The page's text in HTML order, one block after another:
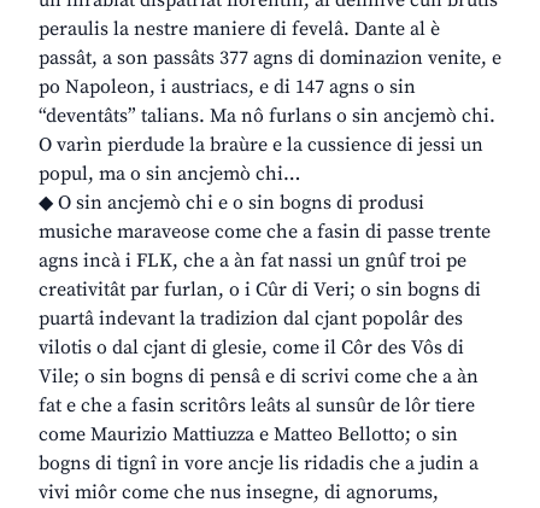
peraulis la nestre maniere di fevelâ. Dante al è
passât, a son passâts 377 agns di dominazion venite, e
po Napoleon, i austriacs, e di 147 agns o sin
“deventâts” talians. Ma nô furlans o sin ancjemò chi.
O varìn pierdude la braùre e la cussience di jessi un
popul, ma o sin ancjemò chi…
◆ O sin ancjemò chi e o sin bogns di produsi
musiche maraveose come che a fasin di passe trente
agns incà i FLK, che a àn fat nassi un gnûf troi pe
creativitât par furlan, o i Cûr di Veri; o sin bogns di
puartâ indevant la tradizion dal cjant popolâr des
vilotis o dal cjant di glesie, come il Côr des Vôs di
Vile; o sin bogns di pensâ e di scrivi come che a àn
fat e che a fasin scritôrs leâts al sunsûr de lôr tiere
come Maurizio Mattiuzza e Matteo Bellotto; o sin
bogns di tignî in vore ancje lis ridadis che a judin a
vivi miôr come che nus insegne, di agnorums,